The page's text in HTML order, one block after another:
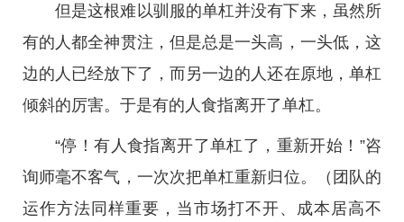
但是这根难以驯服的单杠并没有下来，虽然所
有的人都全神贯注，但是总是一头高，一头低，这
边的人已经放下了，而另一边的人还在原地，单杠
倾斜的厉害。于是有的人食指离开了单杠。
“停！有人食指离开了单杠了，重新开始！”咨
询师毫不客气，一次次把单杠重新归位。（团队的
运作方法同样重要，当市场打不开、成本居高不